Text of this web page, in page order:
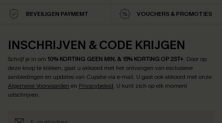
BEVEILIGEN PAYMEMT VOUCHERS & PROMOTIES
INSCHRIJVEN & CODE KRIJGEN
Schrijf je in om 10% KORTING GEEN MIN. & 15% KORTING OP 2ST+. Door op
deze knop te klikken, gaat u akkoord met het ontvangen van exclusieve
aanbiedingen en updates van Cupshe via e-mail. U gaat ook akkoord met onze
Algemene Voorwaarden en Privacybeleid. U kunt zich op elk moment
uitschrijven.